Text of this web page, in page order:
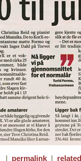
| permalink |